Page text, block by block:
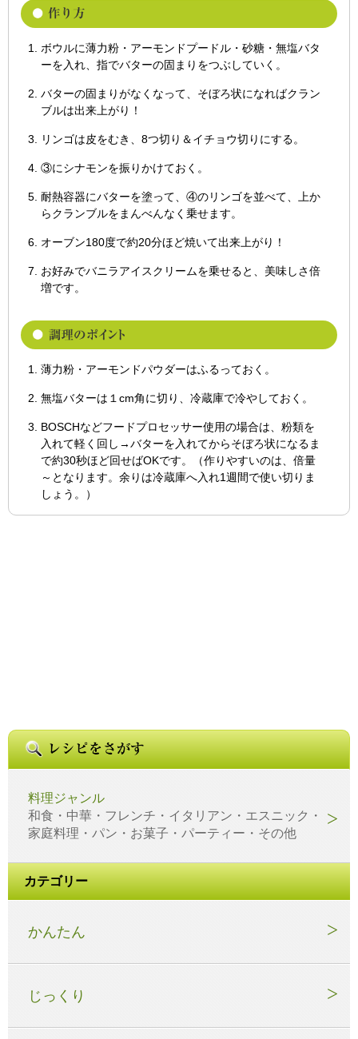
ボウルに薄力粉・アーモンドプードル・砂糖・無塩バタ
ーを入れ、指でバターの固まりをつぶしていく。
バターの固まりがなくなって、そぼろ状になればクラン
ブルは出来上がり！
リンゴは皮をむき、8つ切り＆イチョウ切りにする。
③にシナモンを振りかけておく。
耐熱容器にバターを塗って、④のリンゴを並べて、上か
らクランブルをまんべんなく乗せます。
オーブン180度で約20分ほど焼いて出来上がり！
お好みでバニラアイスクリームを乗せると、美味しさ倍
増です。
薄力粉・アーモンドパウダーはふるっておく。
無塩バターは１cm角に切り、冷蔵庫で冷やしておく。
BOSCHなどフードプロセッサー使用の場合は、粉類を
入れて軽く回し→バターを入れてからそぼろ状になるま
で約30秒ほど回せばOKです。（作りやすいのは、倍量
～となります。余りは冷蔵庫へ入れ1週間で使い切りま
しょう。）
料理ジャンル
和食・中華・フレンチ・イタリアン・エスニック・
家庭料理・パン・お菓子・パーティー・その他
カテゴリー
かんたん
じっくり